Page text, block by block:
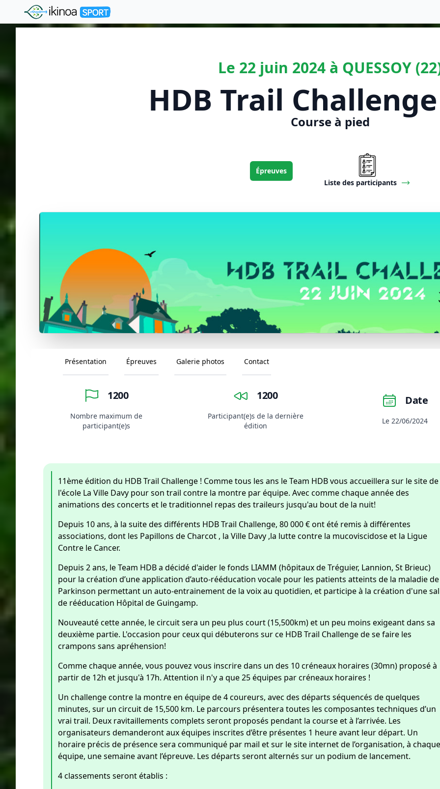
"Ikinoa Sport"
Le 22 juin 2024 à QUESSOY
HDB Trail
Course à pied
Épreuves
Liste des participants
Présentation Épreuves Galerie photos Contact
1200
Nombre maximum de
participant(e)s
1200
Participant(e)s de la dernière
édition
Date
Le 22/06/2024
11ème édition du HDB Trail Challenge ! Comme tous les ans le Team HDB vous accueillera sur le site de
l'école La Ville Davy pour son trail contre la montre par équipe. Avec comme chaque année des
animations des concerts et le traditionnel repas des traileurs jusqu'au bout de la nuit!
Depuis 10 ans, à la suite des différents HDB Trail Challenge, 80 000 € ont été remis à différentes
associations, dont les Papillons de Charcot , la Ville Davy ,la lutte contre la mucoviscidose et la Ligue
Contre le Cancer.
Depuis 2 ans, le Team HDB a décidé d'aider le fonds LIAMM (hôpitaux de Tréguier, Lannion, St Brieuc)
pour la création d’une application d’auto-rééducation vocale pour les patients atteints de la maladie de
Parkinson permettant un auto-entrainement de la voix au quotidien, et participe à la création d'une
de rééducation Hôpital de Guingamp.
Nouveauté cette année, le circuit sera un peu plus court (15,500km) et un peu moins exigeant dans sa
deuxième partie. L'occasion pour ceux qui débuterons sur ce HDB Trail Challenge de se faire les
crampons sans apréhension!
Comme chaque année, vous pouvez vous inscrire dans un des 10 créneaux horaires (30mn) proposé à
partir de 12h et jusqu'à 17h. Attention il n'y a que 25 équipes par créneaux horaires !
Un challenge contre la montre en équipe de 4 coureurs, avec des départs séquencés de quelques
minutes, sur un circuit de 15,500 km. Le parcours présentera toutes les composantes techniques d’un
vrai trail. Deux ravitaillements complets seront proposés pendant la course et à l’arrivée. Les
organisateurs demanderont aux équipes inscrites d’être présentes 1 heure avant leur départ. Un
horaire précis de présence sera communiqué par mail et sur le site internet de l’organisation, à chaque
équipe, une semaine avant l’épreuve. Les départs seront alternés sur un podium de lancement.
4 classements seront établis :